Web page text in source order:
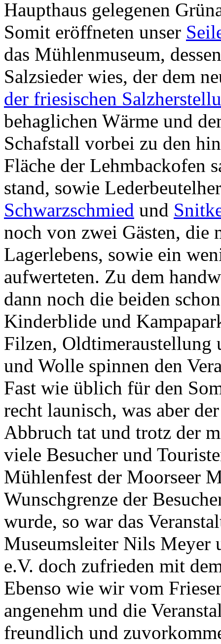
Haupthaus gelegenen
Somit eröffneten unser
das Mühlenmuseum,
Salzsieder wies, der dem
der friesischen
behaglichen Wärme und
Schafstall vorbei zu den
Fläche der Lehmbackofen
stand, sowie
Schwarzschmied und
noch von zwei Gästen, die
Lagerlebens, sowie ein
aufwerteten. Zu dem
dann noch die beiden
Kinderblide und
Filzen, Oldtimeraustellung
und Wolle spinnen den
Fast wie üblich für den
recht launisch, was aber
Abbruch tat und trotz der
viele Besucher und
Mühlenfest der Moorseer
Wunschgrenze der
wurde, so war das
Museumsleiter Nils Meyer
e.V. doch zufrieden mit
Ebenso wie wir vom
angenehm und die
freundlich und